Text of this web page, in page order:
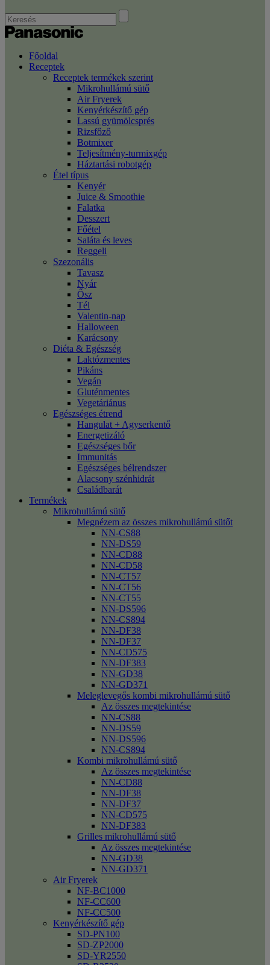
Főoldal
Receptek
Receptek termékek szerint
Mikrohullámú sütő
Air Fryerek
Kenyérkészítő gép
Lassú gyümölcsprés
Rizsfőző
Botmixer
Teljesítmény-turmixgép
Háztartási robotgép
Étel típus
Kenyér
Juice & Smoothie
Falatka
Desszert
Főétel
Saláta és leves
Reggeli
Szezonális
Tavasz
Nyár
Ősz
Tél
Valentin-nap
Halloween
Karácsony
Diéta & Egészség
Laktózmentes
Pikáns
Vegán
Gluténmentes
Vegetáriánus
Egészséges étrend
Hangulat + Agyserkentő
Energetizáló
Egészséges bőr
Immunitás
Egészséges bélrendszer
Alacsony szénhidrát
Családbarát
Termékek
Mikrohullámú sütő
Megnézem az összes mikrohullámú sütőt
NN-CS88
NN-DS59
NN-CD88
NN-CD58
NN-CT57
NN-CT56
NN-CT55
NN-DS596
NN-CS894
NN-DF38
NN-DF37
NN-CD575
NN-DF383
NN-GD38
NN-GD371
Meleglevegős kombi mikrohullámú sütő
Az összes megtekintése
NN-CS88
NN-DS59
NN-DS596
NN-CS894
Kombi mikrohullámú sütő
Az összes megtekintése
NN-CD88
NN-DF38
NN-DF37
NN-CD575
NN-DF383
Grilles mikrohullámú sütő
Az összes megtekintése
NN-GD38
NN-GD371
Air Fryerek
NF-BC1000
NF-CC600
NF-CC500
Kenyérkészítő gép
SD-PN100
SD-ZP2000
SD-YR2550